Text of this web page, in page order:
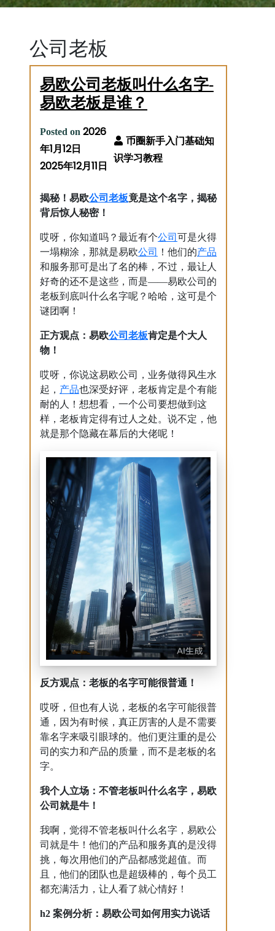
公司老板
易欧公司老板叫什么名字-
易欧老板是谁？
Posted on 2026
年1月12日
2025年12月11日
揭秘！易欧公司老板竟是这个名字，揭秘
背后惊人秘密！
哎呀，你知道吗？最近有个公司可是火得
一塌糊涂，那就是易欧公司 ！他们的产品
和服务那可是出了名的棒，不过，最让人
好奇的还不是这些，而是——易欧公司的
老板到底叫什么名字呢？哈哈，这可是个
谜团啊！
正方观点：易欧公司老板肯定是个大人
物！
哎呀，你说这易欧公司，业务做得风生水
起， 产品也深受好评，老板肯定是个有能
耐的人！想想看，一个公司要想做到这
样，老板肯定得有过人之处。说不定，他
就是那个隐藏在幕后的大佬呢！
反方观点：老板的名字可能很普通！
哎呀，但也有人说，老板的名字可能很普
通，因为有时候，真正厉害的人是不需要
靠名字来吸引眼球的。他们更注重的是公
司的实力和产品的质量，而不是老板的名
字。
我个人立场：不管老板叫什么名字，易欧
公司就是牛！
我啊，觉得不管老板叫什么名字，易欧公
司就是牛！他们的产品和服务真的是没得
挑，每次用他们的产品都感觉超值。而
且，他们的团队也是超级棒的，每个员工
都充满活力，让人看了就心情好！
h2 案例分析：易欧公司如何用实力说话